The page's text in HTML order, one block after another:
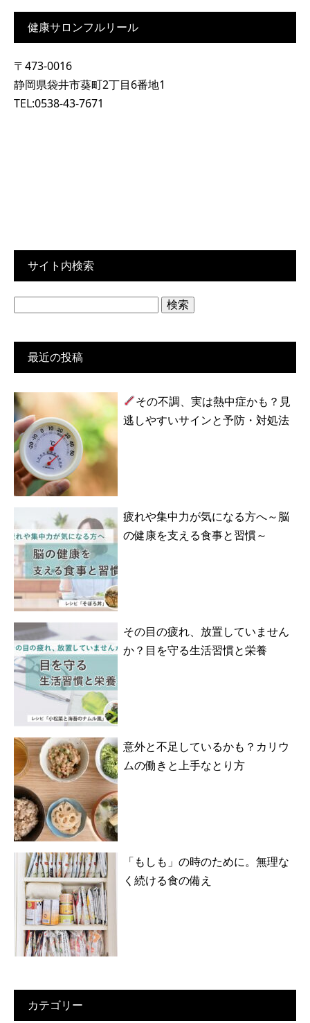
健康サロンフルリール
〒473-0016
静岡県袋井市葵町2丁目6番地1
TEL:0538-43-7671
サイト内検索
最近の投稿
その不調、実は熱中症かも？見
逃しやすいサインと予防・対処法
疲れや集中力が気になる方へ～脳
の健康を支える食事と習慣～
その目の疲れ、放置していません
か？目を守る生活習慣と栄養
意外と不足しているかも？カリウ
ムの働きと上手なとり方
「もしも」の時のために。無理な
く続ける食の備え
カテゴリー